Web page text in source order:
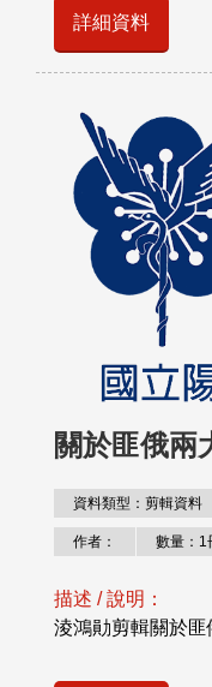
詳細資料
關於匪俄兩
資料類型：剪輯資料
作者： 數量：1
描述 / 說明：
淩鴻勛剪輯關於